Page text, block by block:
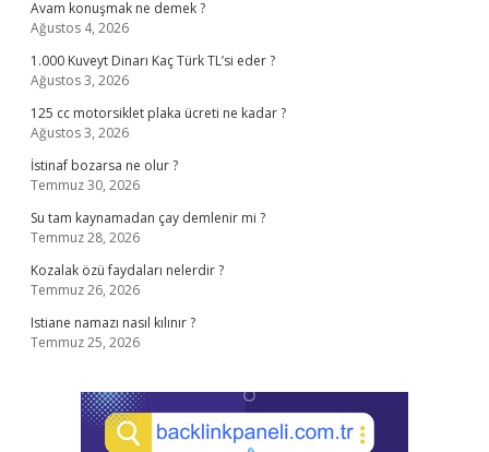
Avam konuşmak ne demek ?
Ağustos 4, 2026
1.000 Kuveyt Dinarı Kaç Türk TL’si eder ?
Ağustos 3, 2026
125 cc motorsiklet plaka ücreti ne kadar ?
Ağustos 3, 2026
İstinaf bozarsa ne olur ?
Temmuz 30, 2026
Su tam kaynamadan çay demlenir mi ?
Temmuz 28, 2026
Kozalak özü faydaları nelerdir ?
Temmuz 26, 2026
Istiane namazı nasıl kılınır ?
Temmuz 25, 2026